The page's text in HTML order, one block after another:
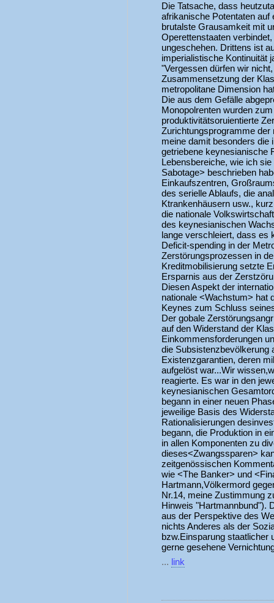
Die Tatsache, dass
afrikanische Potentaten auf
brutalste Grausamkeit mit
Operettenstaaten
ungeschehen. Drittens ist
imperialistische Kontinuität
"Vergessen dürfen wir
Zusammensetzung der
metropolitane Dimension
Die aus dem Gefälle
Monopolrenten wurden
produktivitätsoruientierte
Zurichtungsprogramme der
meine damit besonders die
getriebene keynesianische
Lebensbereiche, wie ich
Sabotage> beschrieben
Einkaufszentren,
des serielle Ablaufs, die
Ktrankenhäusern usw.,
die nationale
des keynesianischen
lange verschleiert, dass es
Deficit-spending in der
Zerstörungsprozessen in
Kreditmobilisierung setzte
Ersparnis aus der
Diesen Aspekt der
nationale <Wachstum> hat
Keynes zum Schluss
Der gobale
auf den Widerstand der
Einkommensforderungen
die Subsistenzbevölkerung
Existenzgarantien, deren
aufgelöst war...Wir
reagierte. Es war in den
keynesianischen
begann in einer neuen
jeweilige Basis des
Rationalisierungen
begann, die Produktion in
in allen Komponenten zu
dieses<Zwangssparen>
zeitgenössischen
wie <The Banker> und
Hartmann,Völkermord
Nr.14, meine Zustimmung
Hinweis "Hartmannbund").
aus der Perspektive des
nichts Anderes als der
bzw.Einsparung staatlicher
gerne gesehene
... link